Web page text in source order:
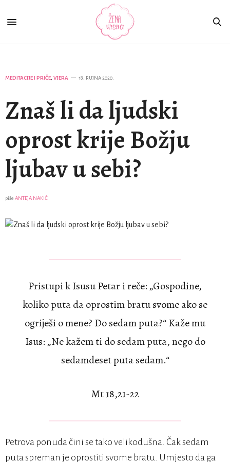
MEDITACIJE I PRIČE, VJERA 18. RUJNA 2020.
Znaš li da ljudski
oprost krije Božju
ljubav u sebi?
piše ANTEJA NAKIĆ
Pristupi k Isusu Petar i reče: „Gospodine,
koliko puta da oprostim bratu svome ako se
ogriješi o mene? Do sedam puta?“ Kaže mu
Isus: „Ne kažem ti do sedam puta, nego do
sedamdeset puta sedam.“
Mt 18,21-22
Petrova ponuda čini se tako velikodušna. Čak sedam
puta spreman je oprostiti svome bratu. Umjesto da ga